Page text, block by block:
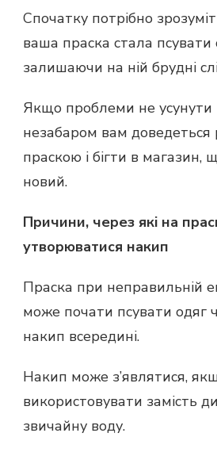
Спочатку потрібно
ваша праска стала псувати
залишаючи на ній брудні
Якщо проблеми не усунути
незабаром вам
праскою і бігти в магазин,
новий.
Причини, через які на
утворюватися накип
Праска при неправильній
може почати псувати одяг
накип всередині.
Накип може з’являтися,
використовувати замість
звичайну воду.